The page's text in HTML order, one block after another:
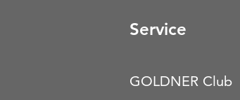
Service
GOLDNER Club